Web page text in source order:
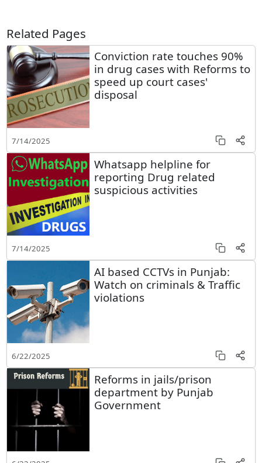
Related Pages
Conviction rate touches 90%
in drug cases with Reforms to
speed up court cases'
disposal
7/14/2025
Whatsapp helpline for
reporting Drug related
suspicious activities
7/14/2025
AI based CCTVs in Punjab:
Watch on criminals & Traffic
violations
6/22/2025
Reforms in jails/prison
department by Punjab
Government